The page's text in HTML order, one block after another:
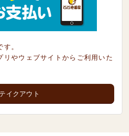
。
やウェブサイトからご利用いた
テイクアウト